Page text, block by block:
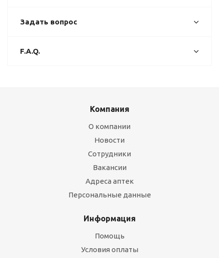
Задать вопрос
F.A.Q.
Компания
О компании
Новости
Сотрудники
Вакансии
Адреса аптек
Персональные данные
Информация
Помощь
Условия оплаты